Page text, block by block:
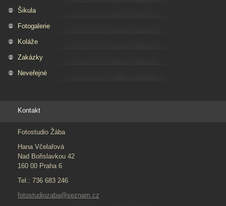
Šikula
Fotogalerie
Koláže
Zakázky
Neveřejné
Kontakt
Fotostudio Žába
Hana Včelařová
Nad Bořislavkou 42
160 00 Praha 6
Tel.: 736 683 246
fotostudiozaba@seznam.cz